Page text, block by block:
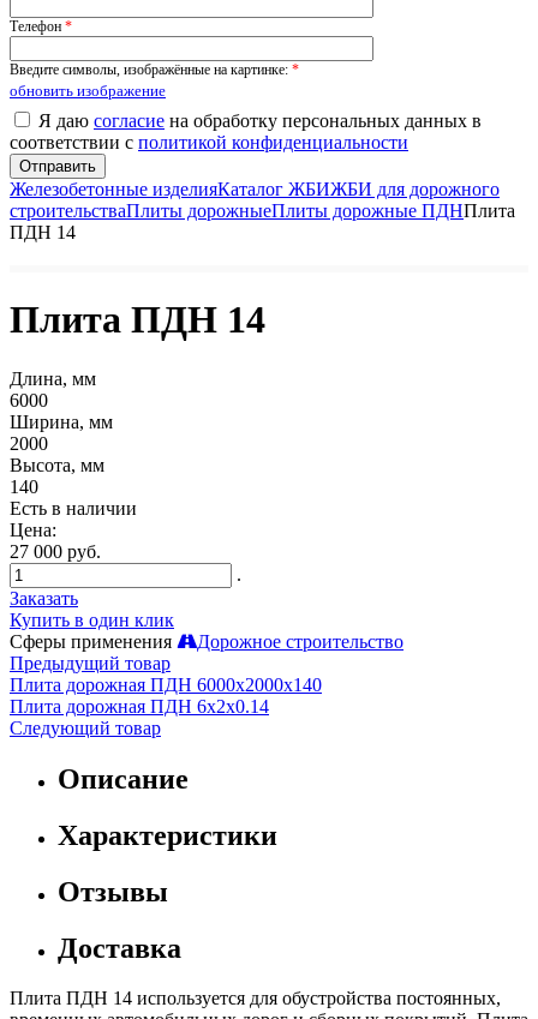
Телефон *
Введите символы, изображённые на картинке: *
обновить изображение
Я даю согласие на обработку персональных данных в
соответствии с политикой конфиденциальности
Железобетонные изделияКаталог ЖБИЖБИ для дорожного
строительстваПлиты дорожныеПлиты дорожные ПДНПлита
ПДН 14
Плита ПДН 14
Длина, мм
6000
Ширина, мм
2000
Высота, мм
140
Есть в наличии
Цена:
27 000 руб.
.
Заказать
Купить в один клик
Сферы применения
Дорожное строительство
Предыдущий товар
Плита дорожная ПДН 6000х2000х140
Плита дорожная ПДН 6х2х0.14
Следующий товар
Описание
Характеристики
Отзывы
Доставка
Плита ПДН 14 используется для обустройства постоянных,